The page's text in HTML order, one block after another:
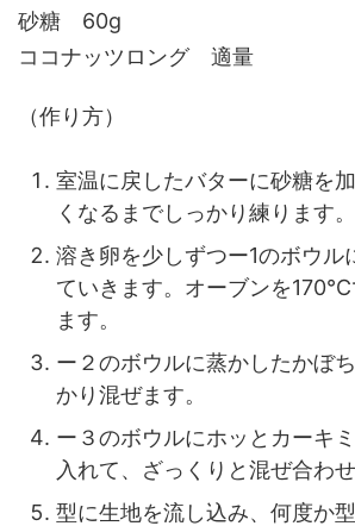
砂糖 60g
ココナッツロング 適量
（作り方）
室温に戻したバターに砂糖を
くなるまでしっかり練ります。
溶き卵を少しずつー1のボウル
ていきます。オーブンを170℃
ます。
ー２のボウルに蒸かしたかぼ
かり混ぜます。
ー３のボウルにホッとカーキ
入れて、ざっくりと混ぜ合わせ
型に生地を流し込み、何度か